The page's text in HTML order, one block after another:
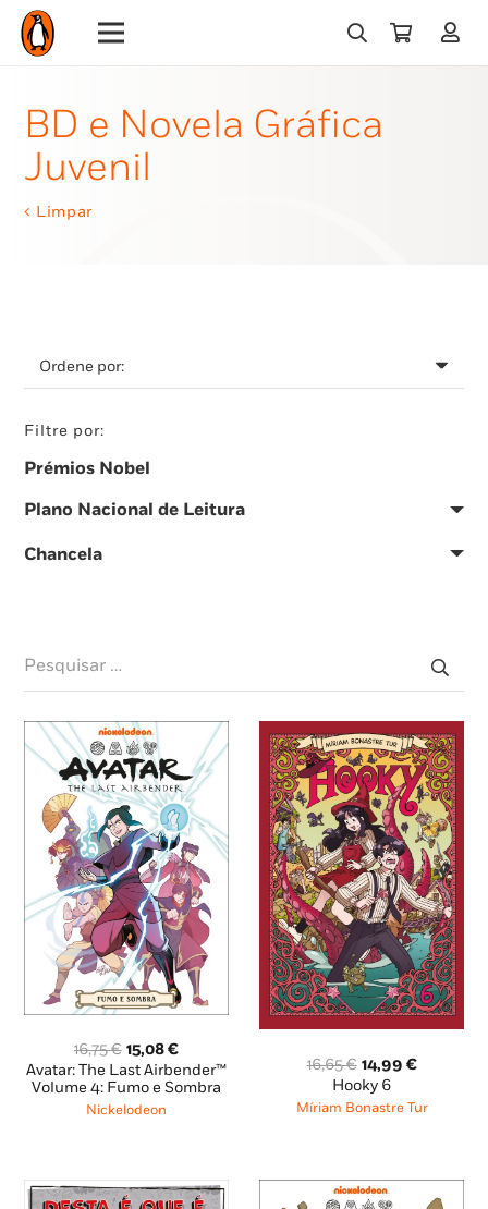
BD e Novela Gráfica
Juvenil
Limpar
Filtre por:
Prémios Nobel
Plano Nacional de Leitura
Chancela
Pesquisar
16,75€ O
preço
original
era:
15,08€O
preço
atual
Avatar: The Last Airbender™
Volume 4: Fumo e Sombra
Nickelodeon
16,65€ O
preço
original
14,99 €O
atual
Hooky 6
Míriam Bonastre Tur